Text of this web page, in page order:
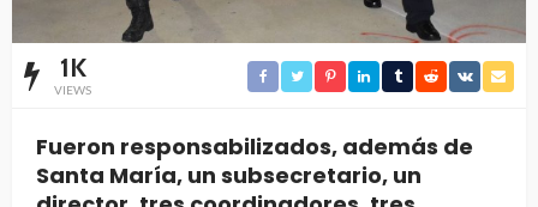
1K
VIEWS
Fueron responsabilizados, además de
Santa María, un subsecretario, un